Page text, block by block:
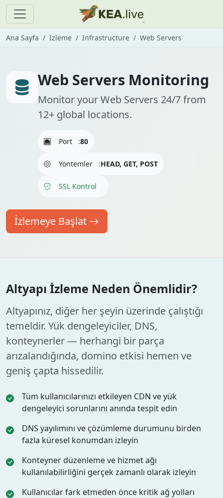
Ana Sayfa İzleme Infrastructure Web Servers
Web Servers Monitoring
Monitor your Web Servers 24/7 from
12+ global locations.
Port :80
Yöntemler :HEAD, GET, POST
SSL Kontrol
İzlemeye Başlat
Altyapı İzleme Neden Önemlidir?
Altyapınız, diğer her şeyin üzerinde çalıştığı
temeldir. Yük dengeleyiciler, DNS,
konteynerler — herhangi bir parça
arızalandığında, domino etkisi hemen ve
geniş çapta hissedilir.
Tüm kullanıcılarınızı etkileyen CDN ve yük
dengeleyici sorunlarını anında tespit edin
DNS yayılımını ve çözümleme durumunu birden
fazla küresel konumdan izleyin
Konteyner düzenleme ve hizmet ağı
kullanılabilirliğini gerçek zamanlı olarak izleyin
Kullanıcılar fark etmeden önce kritik ağ yolları